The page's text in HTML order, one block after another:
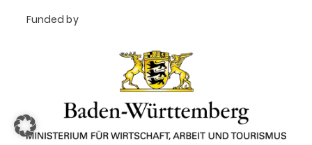
Funded by